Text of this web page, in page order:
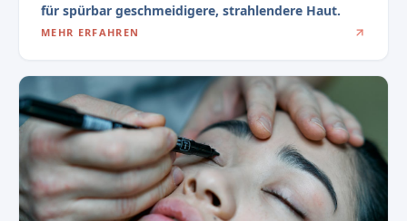
für spürbar geschmeidigere, strahlendere Haut.
MEHR ERFAHREN